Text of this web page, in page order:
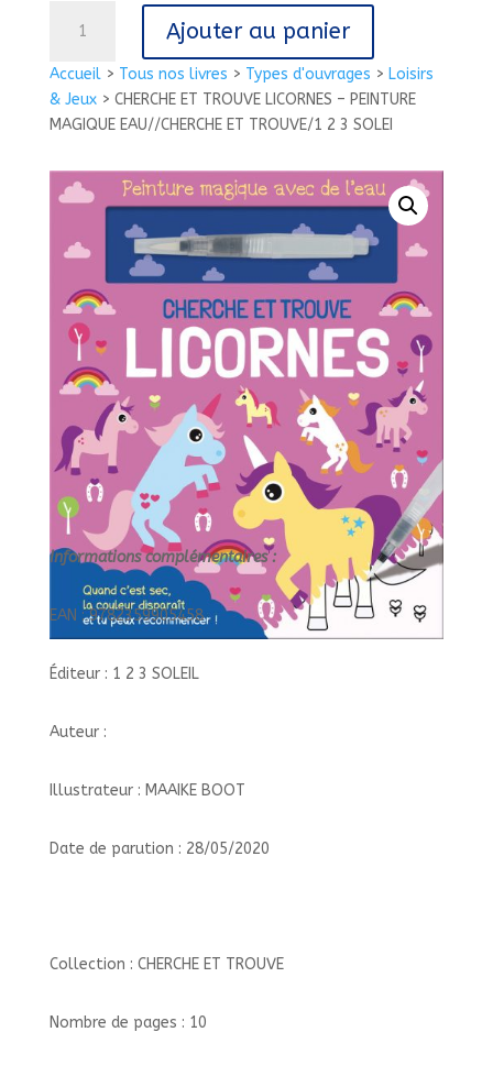
Accueil> Tous nos livres > Types d'ouvrages > Loisirs
& Jeux> CHERCHE ET TROUVE LICORNES – PEINTURE
MAGIQUE EAU//CHERCHE ET TROUVE/1 2 3 SOLEI
CHERCHE
ET
TROUVE
PEINTURE
MAGIQUE
EAU//CHERCHE
TROUVE/1
SOLEI
Ajouter au panier
Informations complémentaires :
EAN : 9782359905458
Éditeur : 1 2 3 SOLEIL
Auteur :
Illustrateur : MAAIKE BOOT
Date de parution : 28/05/2020
Collection : CHERCHE ET TROUVE
Nombre de pages : 10